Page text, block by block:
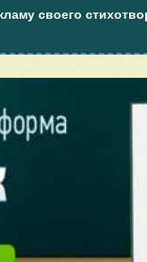
своего